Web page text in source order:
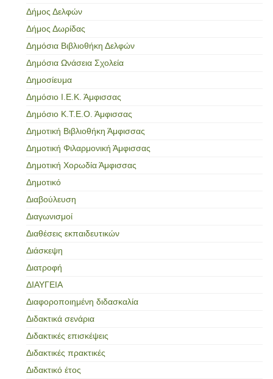
Δήμος Δελφών
Δήμος Δωρίδας
Δημόσια Βιβλιοθήκη Δελφών
Δημόσια Ωνάσεια Σχολεία
Δημοσίευμα
Δημόσιο Ι.Ε.Κ. Άμφισσας
Δημόσιο Κ.Τ.Ε.Ο. Άμφισσας
Δημοτική Βιβλιοθήκη Άμφισσας
Δημοτική Φιλαρμονική Άμφισσας
Δημοτική Χορωδία Άμφισσας
Δημοτικό
Διαβούλευση
Διαγωνισμοί
Διαθέσεις εκπαιδευτικών
Διάσκεψη
Διατροφή
ΔΙΑΥΓΕΙΑ
Διαφοροποιημένη διδασκαλία
Διδακτικά σενάρια
Διδακτικές επισκέψεις
Διδακτικές πρακτικές
Διδακτικό έτος